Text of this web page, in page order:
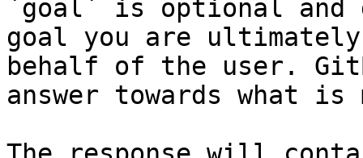
`goal` is optional and
goal you are
behalf of the user.
answer towards what